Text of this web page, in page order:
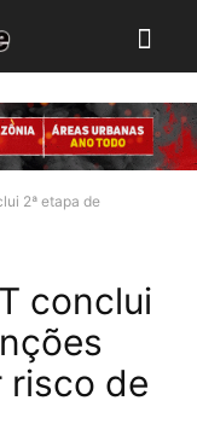
2ª etapa de
conclui
risco de